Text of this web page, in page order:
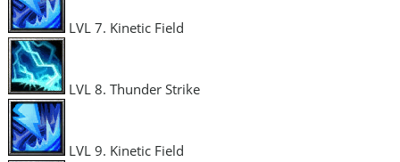
LVL 7. Kinetic Field
LVL 8. Thunder Strike
LVL 9. Kinetic Field